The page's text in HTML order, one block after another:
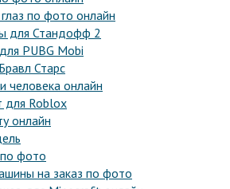
по фото онлайн
для Стандофф 2
PUBG Mobi
Старс
человека онлайн
для Roblox
онлайн
фото
на заказ по фото